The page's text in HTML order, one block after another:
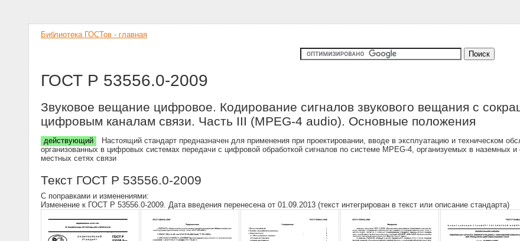
Библиотека ГОСТов - главная
ГОСТ Р 53556.0-2009
Звуковое вещание цифровое. Кодирование сигналов звукового вещания с
цифровым каналам связи. Часть III (MPEG-4 audio). Основные положения
действующий
Настоящий стандарт предназначен для применения при проектировании, вводе в эксплуатацию и техническом
организованных в цифровых системах передачи с цифровой обработкой сигналов по системе MPEG-4, организуемых в наземных
местных сетях связи
Текст ГОСТ Р 53556.0-2009
С поправками и изменениями:
Изменение к ГОСТ Р 53556.0-2009. Дата введения перенесена от 01.09.2013 (текст интегрирован в текст или описание стандарта)